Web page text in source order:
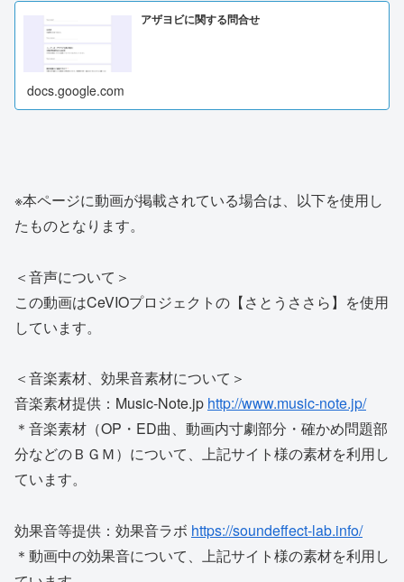
アザヨビに関する問合せ
docs.google.com
※本ページに動画が掲載されている場合は、以下を使用し
たものとなります。
＜音声について＞
この動画はCeVIOプロジェクトの【さとうささら】を使用
しています。
＜音楽素材、効果音素材について＞
音楽素材提供：Music-Note.jp http://www.music-note.jp/
＊音楽素材（OP・ED曲、動画内寸劇部分・確かめ問題部
分などのＢＧＭ）について、上記サイト様の素材を利用し
ています。
効果音等提供：効果音ラボ https://soundeffect-lab.info/
＊動画中の効果音について、上記サイト様の素材を利用し